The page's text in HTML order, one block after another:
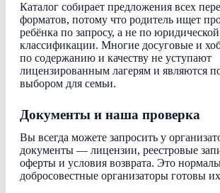
Каталог собирает предложения всех
форматов, потому что родитель ищет
ребёнка по запросу, а не по юридической
классификации. Многие досуговые и
по содержанию и качеству не уступают
лицензированным лагерям и являются
выбором для семьи.
Документы и наша проверка
Вы всегда можете запросить у
документы — лицензии, реестровые
оферты и условия возврата. Это
добросовестные организаторы готовы